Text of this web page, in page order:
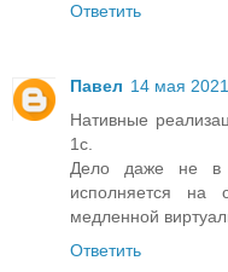
Ответить
Павел 14 мая 2021
Нативные
1с.
Дело даже не в
исполняется на
медленной
Ответить